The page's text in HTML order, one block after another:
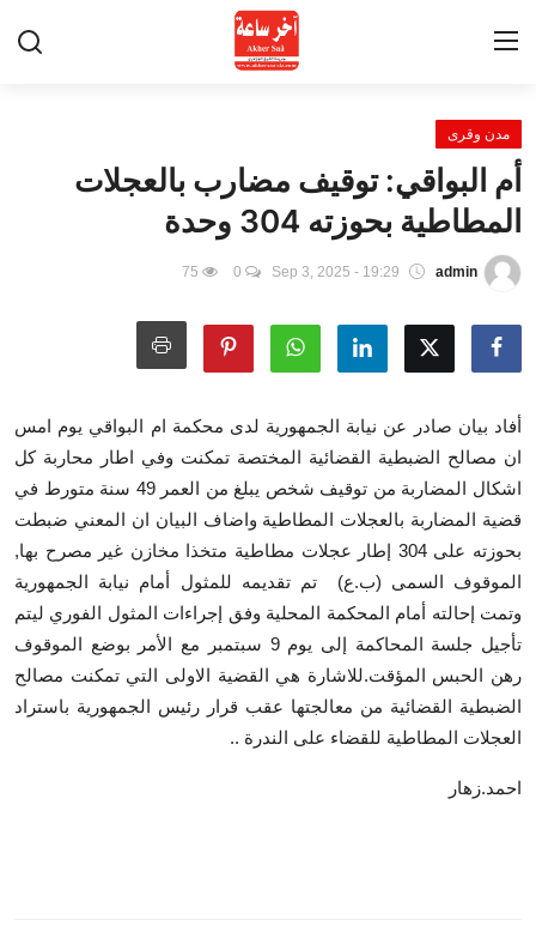
الرئيسية
Contact
أخبار الساعة
أخبار الحوادث
القيل و القال
فضاء العنابيين
أخبار الرياضة
أخبار الثقافة
عالم السيارات
النسخة الورقية PDF
فيديوهات آخر ساعة
مدن وقرى
أم البواقي: توقيف مضارب بالعجلات
المطاطية بحوزته 304 وحدة
admin
Sep 3, 2025 - 19:29
أفاد بيان صادر عن نيابة الجمهورية لدى محكمة ام البواقي يوم امس
ان مصالح الضبطية القضائية المختصة تمكنت وفي اطار محاربة كل
اشكال المضاربة من توقيف شخص يبلغ من العمر 49 سنة متورط في
قضية المضاربة بالعجلات المطاطية واضاف البيان ان المعني ضبطت
بحوزته على 304 إطار عجلات مطاطية متخذا مخازن غير مصرح بها,
الموقوف السمى (ب.ع) تم تقديمه للمثول أمام نيابة الجمهورية
وتمت إحالته أمام المحكمة المحلية وفق إجراءات المثول الفوري ليتم
تأجيل جلسة المحاكمة إلى يوم 9 سبتمبر مع الأمر بوضع الموقوف
رهن الحبس المؤقت.للاشارة هي القضية الاولى التي تمكنت مصالح
الضبطية القضائية من معالجتها عقب قرار رئيس الجمهورية باستراد
العجلات المطاطية للقضاء على الندرة ..
احمد.زهار